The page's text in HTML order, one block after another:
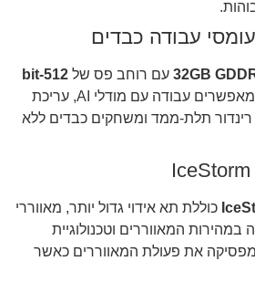
32GB עם רוחב פס של 512-bit
, המאפשרים עבודה עם מודלי AI, עריכת
רינדור תלת-ממד ומשחקים כבדים ללא
כוללת תא אידוי גדול יותר, מאווררי
את פעולת המאווררים כאשר